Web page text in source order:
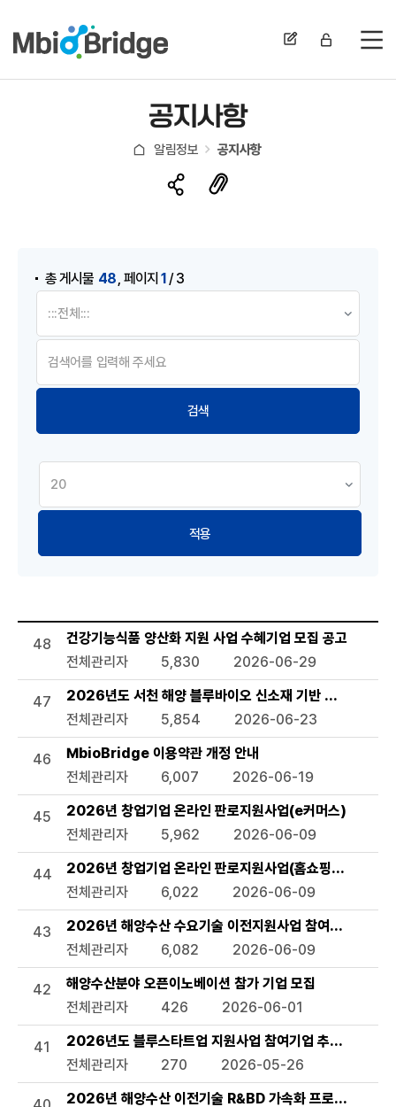
전
공지사항
알림정보 공지사항
총 게시물 48 ,페이지1/ 3
적용
공지사항 목록으로 번호, 제목, 작성자, 조회수,등록일, 첨부파
48
건강기능식품 양산화 지원 사업 수혜기업 모집 공고
전체관리자
5,830 2026-06-29
47
2026년도 서천 해양 블루바이오 신소재 기반 관련 기술지
전체관리자
5,854 2026-06-23
46
MbioBridge 이용약관 개정 안내
전체관리자
6,007 2026-06-19
45
2026년 창업기업 온라인 판로지원사업(e커머스)
전체관리자
5,962 2026-06-09
44
2026년 창업기업 온라인 판로지원사업(홈쇼핑 방송지원)
전체관리자
6,022 2026-06-09
43
2026년 해양수산 수요기술 이전지원사업 참여기업 모집
전체관리자
6,082 2026-06-09
42
해양수산분야 오픈이노베이션 참가 기업 모집
전체관리자
426 2026-06-01
41
2026년도 블루스타트업 지원사업 참여기업 추가모집 공고
전체관리자
270 2026-05-26
2026년 해양수산 이전기술 R&BD 가속화 프로그램 모집